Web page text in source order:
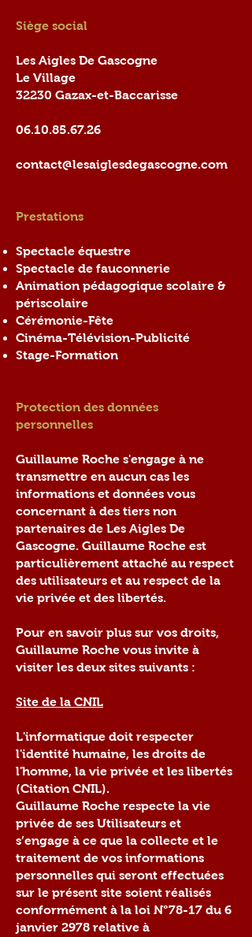
Siège social
Les Aigles De Gascogne
Le Village
32230 Gazax-et-Baccarisse
06.10.85.67.26
contact@lesaiglesdegascogne.com
Prestations
Spectacle équestre
Spectacle de fauconnerie
Animation pédagogique scolaire &
périscolaire
Cérémonie-Fête
Cinéma-Télévision-Publicité
Stage-Formation
Protection des données
personnelles
Guillaume Roche s'engage à ne
transmettre en aucun cas les
informations et données vous
concernant à des tiers non
partenaires de Les Aigles De
Gascogne. Guillaume Roche est
particulièrement attaché au respect
des utilisateurs et au respect de la
vie privée et des libertés.
Pour en savoir plus sur vos droits,
Guillaume Roche vous invite à
visiter les deux sites suivants :
Site de la CNIL
L'informatique doit respecter
l'identité humaine, les droits de
l'homme, la vie privée et les libertés
(Citation CNIL).
Guillaume Roche respecte la vie
privée de ses Utilisateurs et
s’engage à ce que la collecte et le
traitement de vos informations
personnelles qui seront effectuées
sur le présent site soient réalisés
conformément à la loi N°78-17 du 6
janvier 2978 relative à